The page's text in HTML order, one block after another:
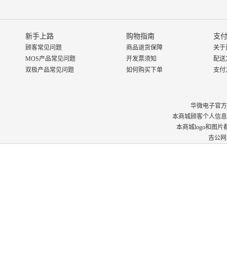
新手上路
顾客常见问题
MOS产品常见问题
双极产品常见问题
购物指南
商品退货保障
开发票须知
如何购买下单
支
关于
配送
支付
华微电子官
本商城顾客个人信
本商城logo和图片
吉公网